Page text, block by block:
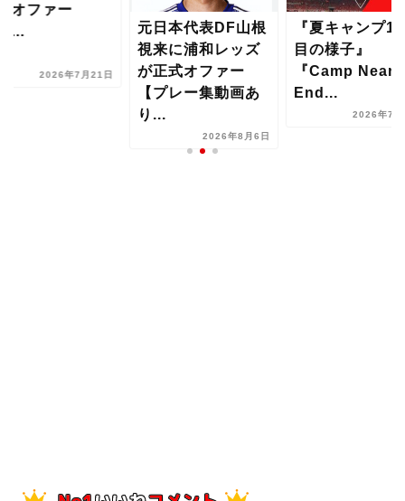
オファー
...
2026年7月21日
元日本代表DF山根
視来に浦和レッズ
が正式オファー
【プレー集動画あ
り...
2026年8月6日
『夏キャンプ
目の様子』
『Camp
End...
2026年7